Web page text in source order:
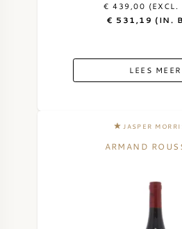
€ 439,00 (EXCL.
€ 531,19 (IN.
LEES MEER
JASPER
ARMAND